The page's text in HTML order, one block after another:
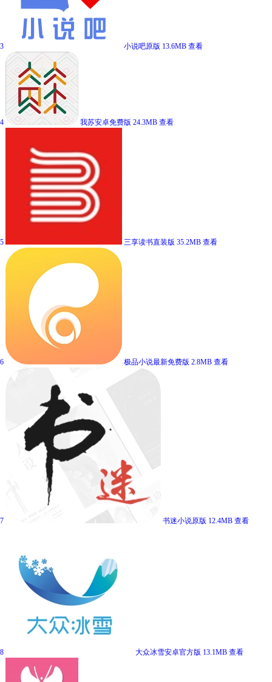
3 小说吧原版 13.6MB 查看
4 我苏安卓免费版 24.3MB 查看
5 三享读书直装版 35.2MB 查看
6 极品小说最新免费版 2.8MB 查看
7 书迷小说原版 12.4MB 查看
8 大众冰雪安卓官方版 13.1MB 查看